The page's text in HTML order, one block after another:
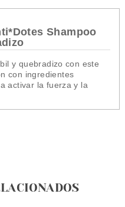
Shampoo
y quebradizo con este
con ingredientes
activar la fuerza y la